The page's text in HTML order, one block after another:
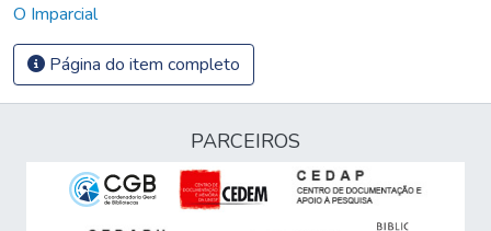
O Imparcial
Página do item completo
PARCEIROS